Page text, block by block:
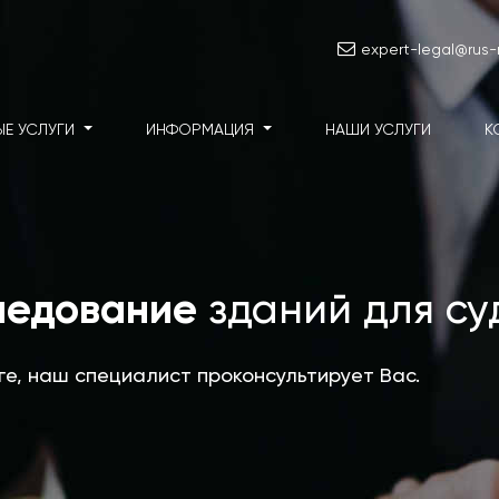
expert-legal@rus-
УСЛУГИ ИНФОРМАЦИЯ НАШИ УСЛУГИ
зданий для
наш специалист проконсультирует Вас.